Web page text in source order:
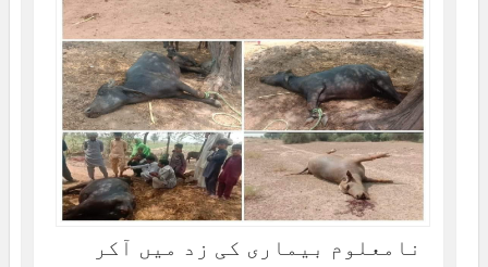
نامعلوم بیماری کی زد میں آکر